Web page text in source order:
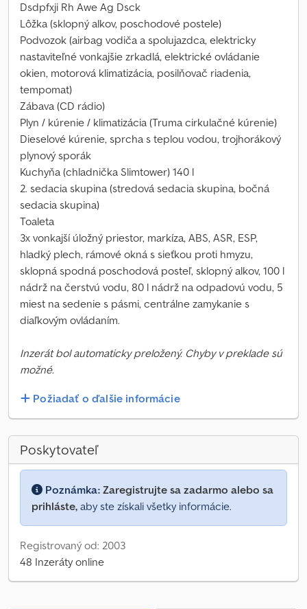
Dsdpfxji Rh Awe Ag Dsck
Lôžka (sklopný alkov, poschodové postele)
Podvozok (airbag vodiča a spolujazdca, elektricky
nastaviteľné vonkajšie zrkadlá, elektrické ovládanie
okien, motorová klimatizácia, posilňovač riadenia,
tempomat)
Zábava (CD rádio)
Plyn / kúrenie / klimatizácia (Truma cirkulačné kúrenie)
Dieselové kúrenie, sprcha s teplou vodou, trojhorákový
plynový sporák
Kuchyňa (chladnička Slimtower) 140 l
2. sedacia skupina (stredová sedacia skupina, bočná
sedacia skupina)
Toaleta
3x vonkajší úložný priestor, markíza, ABS, ASR, ESP,
hladký plech, rámové okná s sieťkou proti hmyzu,
sklopná spodná poschodová posteľ, sklopný alkov, 100 l
nádrž na čerstvú vodu, 80 l nádrž na odpadovú vodu, 5
miest na sedenie s pásmi, centrálne zamykanie s
diaľkovým ovládaním.
Inzerát bol automaticky preložený. Chyby v preklade sú
možné.
Požiadať o ďalšie informácie
Poskytovateľ
Poznámka: Zaregistrujte sa zadarmo alebo sa
prihláste, aby ste získali všetky informácie.
Registrovaný od: 2003
48 Inzeráty online